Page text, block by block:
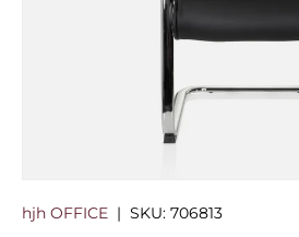
hjh OFFICE | SKU: 706813